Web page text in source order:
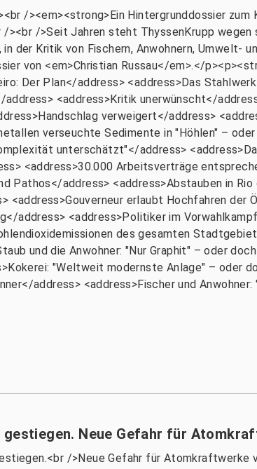
/><em><strong>Ein Hintergrunddossier
><br />Seit Jahren steht ThyssenKrupp
der Kritik von Fischern, Anwohnern, Umwelt-
von <em>Christian Russau</em>.</
Der Plan</address> <address>Das
<address>Kritik unerwünscht</
verweigert</address>
verseuchte Sedimente in "Höhlen" – oder
unterschätzt"</address>
<address>30.000 Arbeitsverträge
Pathos</address> <address>Abstauben in
erlaubt Hochfahren der
address> <address>Politiker im
des gesamten
und die Anwohner: "Nur Graphit" – oder
"Weltweit modernste Anlage" – oder
address> <address>Fischer und
Neue Gefahr für
/>Neue Gefahr für Atomkraftwerke